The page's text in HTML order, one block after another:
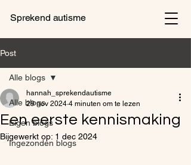
Sprekend autisme
Post
Alle blogs
Eigen blogs
Ingezonden blogs
Alle blogs
Een eerste kennismaking
hannah_sprekendautisme
29 nov 2024 4 minuten om te lezen
Bijgewerkt op: 1 dec 2024